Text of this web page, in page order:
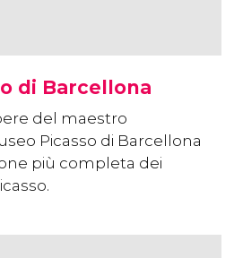
di Barcellona
del maestro
Picasso di Barcellona
più completa dei